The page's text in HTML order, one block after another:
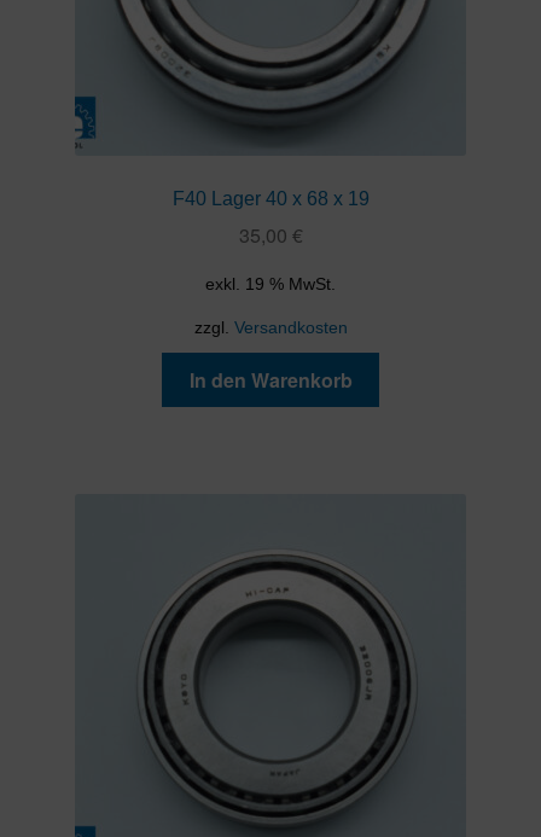
F40 Lager 40 x 68 x 19
35,00 €
exkl. 19 % MwSt.
zzgl. Versandkosten
In den Warenkorb